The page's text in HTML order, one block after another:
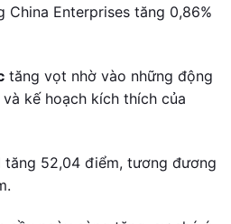
China Enterprises tăng 0,86%
tăng vọt nhờ vào những động
kế hoạch kích thích của
tăng 52,04 điểm, tương đương